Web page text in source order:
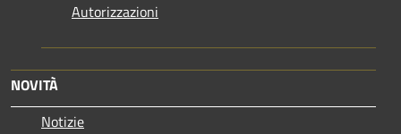
Autorizzazioni
NOVITÀ
Notizie